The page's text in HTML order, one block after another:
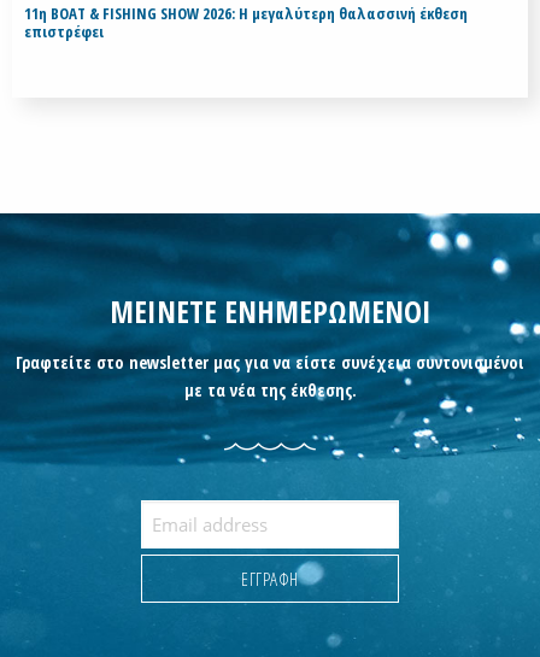
11η BOAT & FISHING SHOW 2026: Η μεγαλύτερη θαλασσινή έκθεση
επιστρέφει
ΜΕΙΝΕΤΕ ΕΝΗΜΕΡΩΜΕΝΟΙ
Γραφτείτε στο newsletter μας για να είστε συνέχεια συντονισμένοι
με τα νέα της έκθεσης.